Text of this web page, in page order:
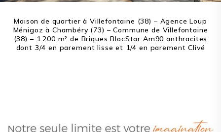
Maison de quartier à Villefontaine (38) – Agence Loup
Ménigoz à Chambéry (73) – Commune de Villefontaine
(38) – 1.200 m² de Briques BlocStar Am90 anthracites
dont 3/4 en parement lisse et 1/4 en parement Clivé